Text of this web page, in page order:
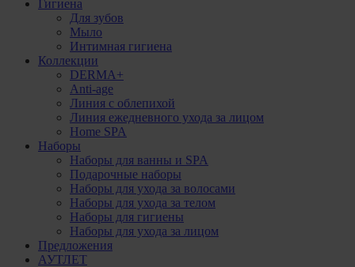
Гигиена
Для зубов
Мыло
Интимная гигиена
Коллекции
DERMA+
Anti-age
Линия с облепихой
Линия ежедневного ухода за лицом
Home SPA
Наборы
Наборы для ванны и SPA
Подарочные наборы
Наборы для ухода за волосами
Наборы для ухода за телом
Наборы для гигиены
Наборы для ухода за лицом
Предложения
АУТЛЕТ